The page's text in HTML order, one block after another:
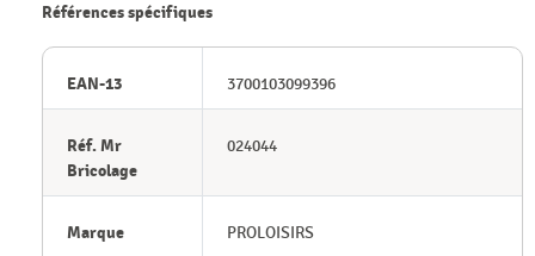
Références spécifiques
EAN-13 3700103099396
Réf. Mr
Bricolage
024044
Marque PROLOISIRS